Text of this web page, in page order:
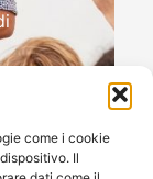
come i cookie
Il
, ai sensi